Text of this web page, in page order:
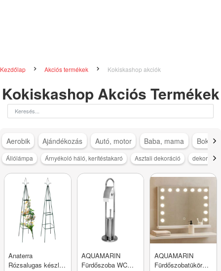
Kezdőlap Akciós termékek Kokiskashop akciók
Kokiskashop Akciós Termékek
Aerobik Ajándékozás Autó, motor Baba, mama
Állólámpa Árnyékoló háló, kerítéstakaró Asztali dekoráció dekoráció
Anaterra
Rózsalugas készlet
AQUAMARIN
Fürdőszoba WC
AQUAMARIN
Fürdőszobatükör